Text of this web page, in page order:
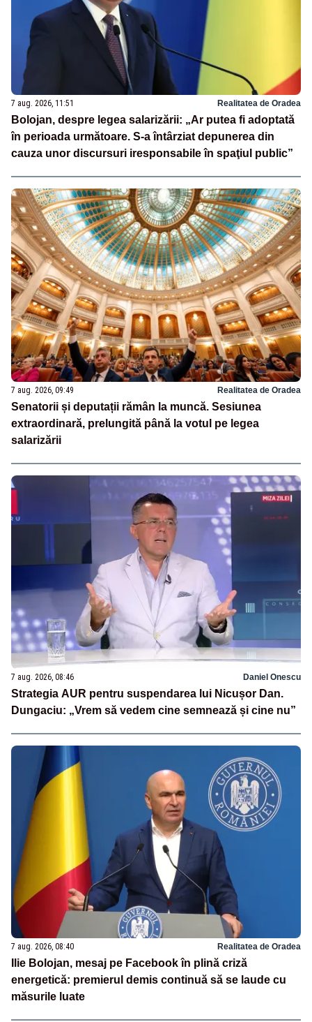
7 aug. 2026, 11:51 Realitatea de Oradea
Bolojan, despre legea salarizării: „Ar putea fi adoptată
în perioada următoare. S-a întârziat depunerea din
cauza unor discursuri iresponsabile în spaţiul public”
7 aug. 2026, 09:49 Realitatea de Oradea
Senatorii și deputații rămân la muncă. Sesiunea
extraordinară, prelungită până la votul pe legea
salarizării
7 aug. 2026, 08:46 Daniel Onescu
Strategia AUR pentru suspendarea lui Nicușor Dan.
Dungaciu: „Vrem să vedem cine semnează și cine nu”
7 aug. 2026, 08:40 Realitatea de Oradea
Ilie Bolojan, mesaj pe Facebook în plină criză
energetică: premierul demis continuă să se laude cu
măsurile luate